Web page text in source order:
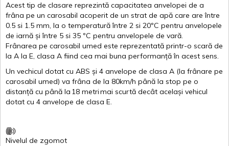
Acest tip de clasare reprezintă capacitatea anvelopei de a
frâna pe un carosabil acoperit de un strat de apă care areîntre
0.5 si 1.5 mm, la o temperatură între 2 si 20ºC pentru anvelopele
de iarnă și între 5 si 35 ºC pentru anvelopele de vară.
Frânarea pe carosabil umed este reprezentată printr-o scară de
la A la E, clasa A fiind cea mai buna performanță în acest sens.
Un vechicul dotat cu ABS și 4 anvelope de clasa A (la frânare pe
carosabil umed) va frâna de la 80km/h până la stop pe o
distanță cu până la 18 metrimai scurtă decât același vehicul
dotat cu 4 anvelope de clasa E.
Nivelul de zgomot